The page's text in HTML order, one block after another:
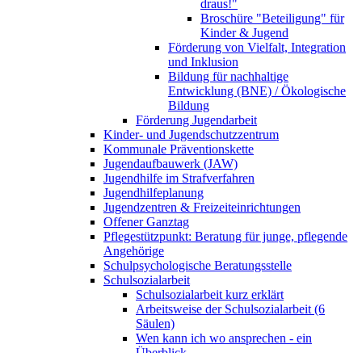
draus!"
Broschüre "Beteiligung" für
Kinder & Jugend
Förderung von Vielfalt, Integration
und Inklusion
Bildung für nachhaltige
Entwicklung (BNE) / Ökologische
Bildung
Förderung Jugendarbeit
Kinder- und Jugendschutzzentrum
Kommunale Präventionskette
Jugendaufbauwerk (JAW)
Jugendhilfe im Strafverfahren
Jugendhilfeplanung
Jugendzentren & Freizeiteinrichtungen
Offener Ganztag
Pflegestützpunkt: Beratung für junge, pflegende
Angehörige
Schulpsychologische Beratungsstelle
Schulsozialarbeit
Schulsozialarbeit kurz erklärt
Arbeitsweise der Schulsozialarbeit (6
Säulen)
Wen kann ich wo ansprechen - ein